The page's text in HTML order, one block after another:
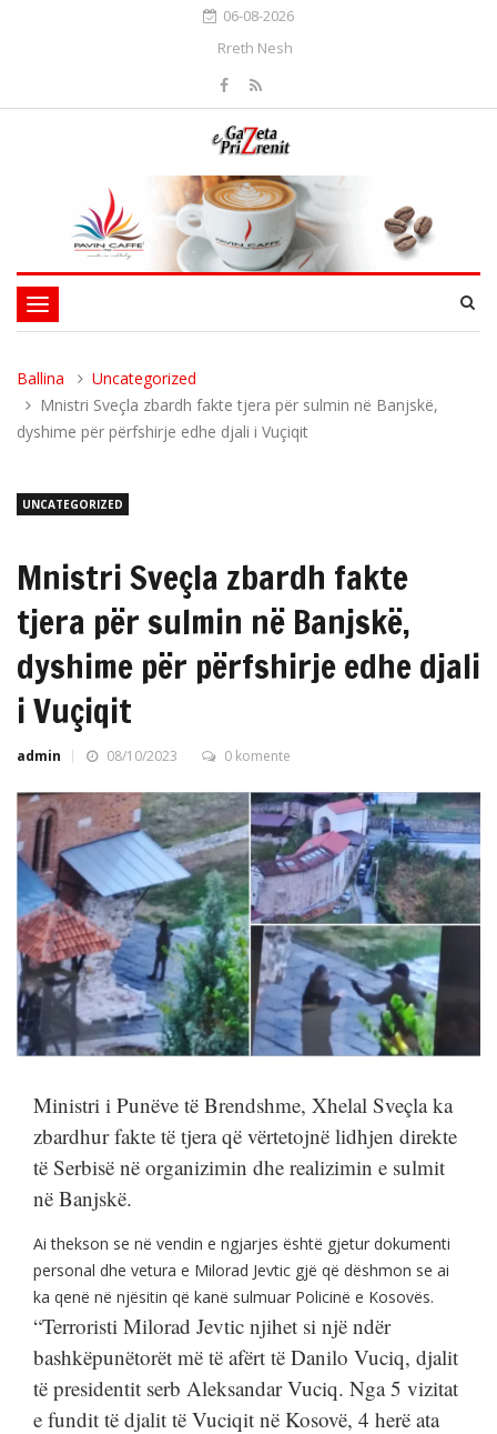
06-08-2026
Rreth Nesh
Toggle
navigation
Ballina
Uncategorized
Mnistri Sveçla zbardh fakte tjera për sulmin në Banjskë,
dyshime për përfshirje edhe djali i Vuçiqit
UNCATEGORIZED
Mnistri Sveçla zbardh fakte
tjera për sulmin në Banjskë,
dyshime për përfshirje edhe djali
i Vuçiqit
admin 08/10/2023 0 komente
Ministri i Punëve të Brendshme, Xhelal Sveçla ka
zbardhur fakte të tjera që vërtetojnë lidhjen direkte
të Serbisë në organizimin dhe realizimin e sulmit
në Banjskë.
Ai thekson se në vendin e ngjarjes është gjetur dokumenti
personal dhe vetura e Milorad Jevtic gjë që dëshmon se ai
ka qenë në njësitin që kanë sulmuar Policinë e Kosovës.
“Terroristi Milorad Jevtic njihet si një ndër
bashkëpunëtorët më të afërt të Danilo Vuciq, djalit
të presidentit serb Aleksandar Vuciq. Nga 5 vizitat
e fundit të djalit të Vuciqit në Kosovë, 4 herë ata